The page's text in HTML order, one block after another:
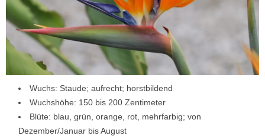
Wuchs: Staude; aufrecht; horstbildend
Wuchshöhe: 150 bis 200 Zentimeter
Blüte: blau, grün, orange, rot, mehrfarbig; von
Dezember/Januar bis August